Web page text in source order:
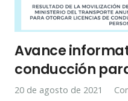
Avance
conducción
20 de agosto de 2021